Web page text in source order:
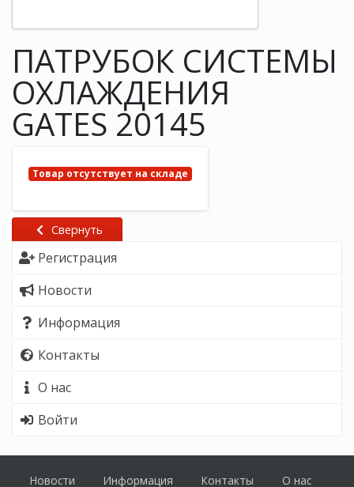
Свернуть
Регистрация
Новости
Информация
Контакты
О нас
Войти
ПАТРУБОК СИСТЕМЫ
ОХЛАЖДЕНИЯ
GATES 20145
Товар отсутствует на складе
Новости Информация Контакты О нас